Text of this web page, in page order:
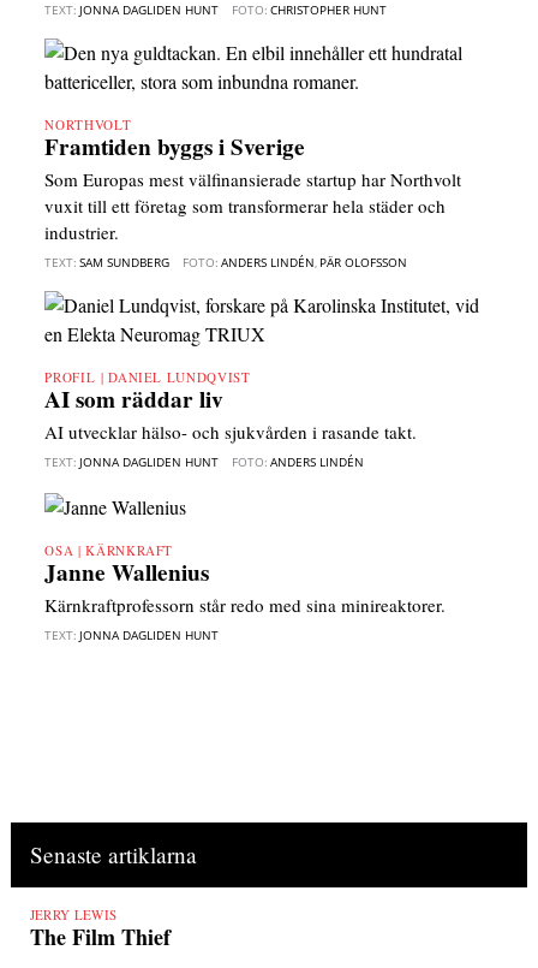
TEXT:JONNA DAGLIDEN HUNT FOTO:CHRISTOPHER HUNT
NORTHVOLT
Framtiden byggs i Sverige
Som Europas mest välfinansierade startup har Northvolt
vuxit till ett företag som transformerar hela städer och
industrier.
TEXT:SAM SUNDBERG FOTO:ANDERS LINDÉN ,PÄR OLOFSSON
PROFIL | DANIEL LUNDQVIST
AI som räddar liv
AI utvecklar hälso- och sjukvården i rasande takt.
TEXT:JONNA DAGLIDEN HUNT FOTO:ANDERS LINDÉN
OSA | KÄRNKRAFT
Janne Wallenius
Kärnkraftprofessorn står redo med sina minireaktorer.
TEXT:JONNA DAGLIDEN HUNT
Senaste artiklarna
JERRY LEWIS
The Film Thief